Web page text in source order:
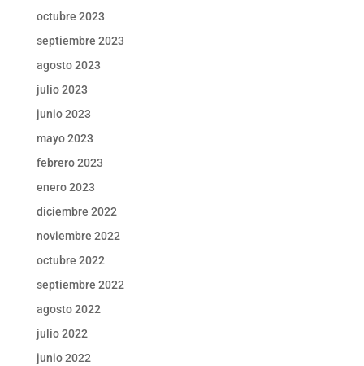
octubre 2023
septiembre 2023
agosto 2023
julio 2023
junio 2023
mayo 2023
febrero 2023
enero 2023
diciembre 2022
noviembre 2022
octubre 2022
septiembre 2022
agosto 2022
julio 2022
junio 2022